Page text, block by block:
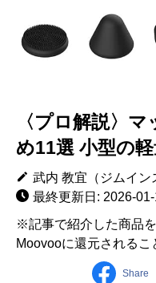
〈プロ解説〉
め11選 小型の
武内 教宜（ジムイン
最終更新日: 2026-
※記事で紹介した商品
Moovooに還元されるこ
Share